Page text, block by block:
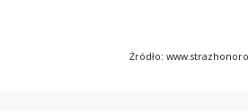
Żródło: